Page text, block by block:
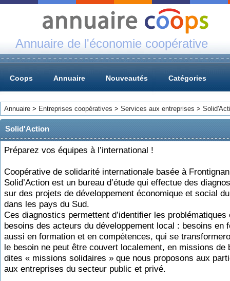
Annuaire de l'économie coopérative
Coops Annuaire Nouveautés Catégories
Annuaire > Entreprises coopératives > Services aux entreprises >
Solid'Action
Préparez vos équipes à l’international !
Coopérative de solidarité internationale basée à
Solid’Action est un bureau d’étude qui effectue des
sur des projets de développement économique et social
dans les pays du Sud.
Ces diagnostics permettent d’identifier les problématiques
besoins des acteurs du développement local : besoins en
aussi en formation et en compétences, qui se
le besoin ne peut être couvert localement, en missions de
dites « missions solidaires » que nous proposons aux
aux entreprises du secteur public et privé.